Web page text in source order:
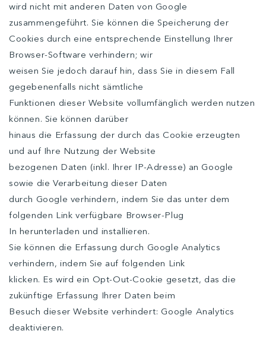
wird nicht mit anderen Daten von Google
zusammengeführt. Sie können die Speicherung der
Cookies durch eine entsprechende Einstellung Ihrer
Browser-Software verhindern; wir
weisen Sie jedoch darauf hin, dass Sie in diesem Fall
gegebenenfalls nicht sämtliche
Funktionen dieser Website vollumfänglich werden nutzen
können. Sie können darüber
hinaus die Erfassung der durch das Cookie erzeugten
und auf Ihre Nutzung der Website
bezogenen Daten (inkl. Ihrer IP-Adresse) an Google
sowie die Verarbeitung dieser Daten
durch Google verhindern, indem Sie das unter dem
folgenden Link verfügbare Browser-Plug
In herunterladen und installieren.
Sie können die Erfassung durch Google Analytics
verhindern, indem Sie auf folgenden Link
klicken. Es wird ein Opt-Out-Cookie gesetzt, das die
zukünftige Erfassung Ihrer Daten beim
Besuch dieser Website verhindert: Google Analytics
deaktivieren.